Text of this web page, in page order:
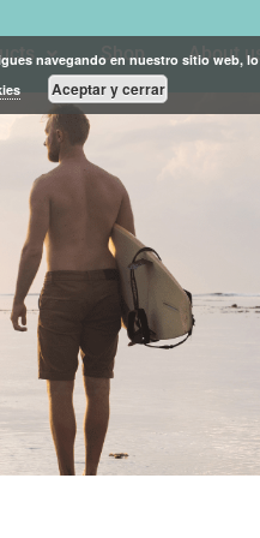
Shop About us
navegando en nuestro sitio web, lo
Aceptar y cerrar